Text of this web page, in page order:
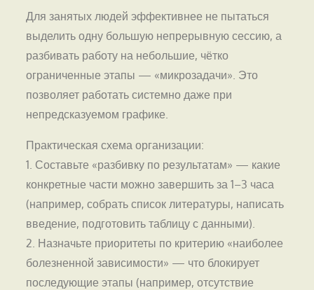
Для занятых людей эффективнее не пытаться
выделить одну большую непрерывную сессию, а
разбивать работу на небольшие, чётко
ограниченные этапы — «микрозадачи». Это
позволяет работать системно даже при
непредсказуемом графике.
Практическая схема организации:
1. Составьте «разбивку по результатам» — какие
конкретные части можно завершить за 1–3 часа
(например, собрать список литературы, написать
введение, подготовить таблицу с данными).
2. Назначьте приоритеты по критерию «наиболее
болезненной зависимости» — что блокирует
последующие этапы (например, отсутствие